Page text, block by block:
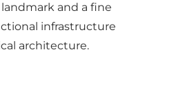
and a fine
infrastructure
architecture.